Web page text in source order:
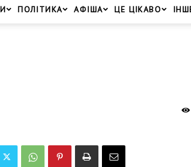
ПОЛІТИКА АФІША ЦЕ ЦІКАВО